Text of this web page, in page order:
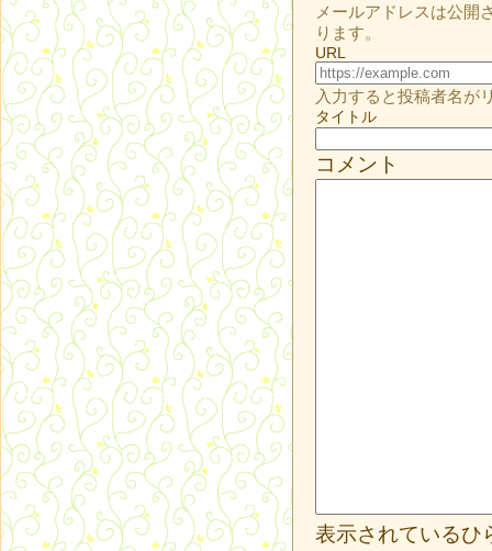
メールアドレスは公開
ります。
URL
入力すると投稿者名が
タイトル
コメント
表示されているひ